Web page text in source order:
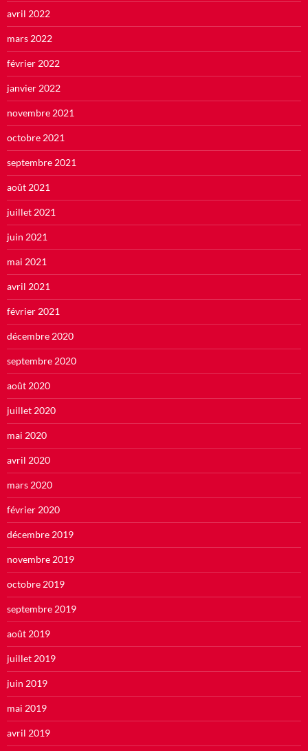
avril 2022
mars 2022
février 2022
janvier 2022
novembre 2021
octobre 2021
septembre 2021
août 2021
juillet 2021
juin 2021
mai 2021
avril 2021
février 2021
décembre 2020
septembre 2020
août 2020
juillet 2020
mai 2020
avril 2020
mars 2020
février 2020
décembre 2019
novembre 2019
octobre 2019
septembre 2019
août 2019
juillet 2019
juin 2019
mai 2019
avril 2019